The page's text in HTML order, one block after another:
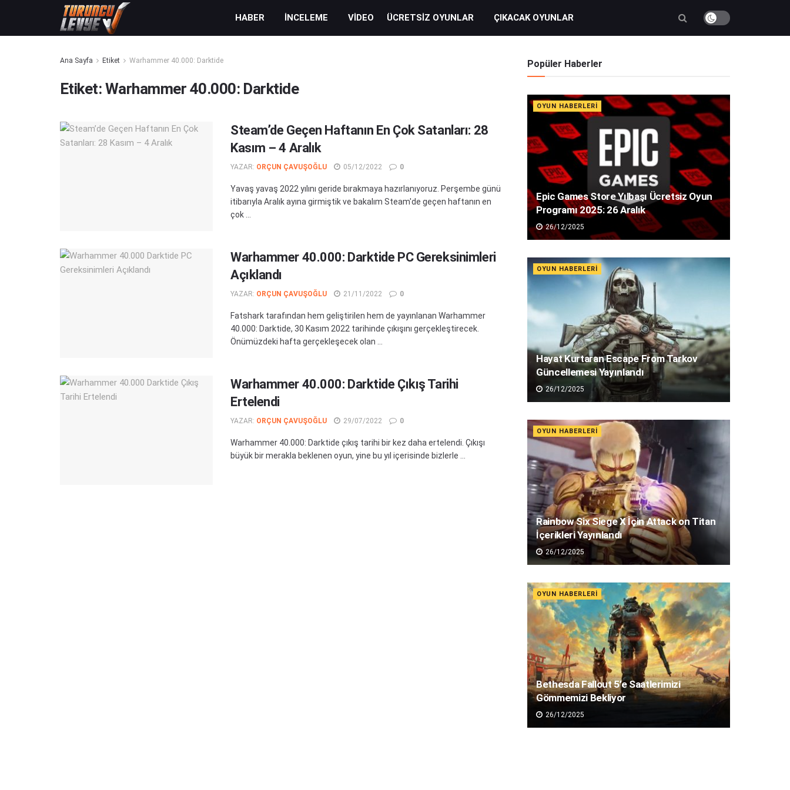
HABER İNCELEME VIDEO ÜCRETSIZ OYUNLAR ÇIKACAK OYUNLAR
Ana Sayfa Etiket Warhammer 40.000: Darktide
Etiket: Warhammer 40.000: Darktide
Steam’de Geçen Haftanın En Çok Satanları: 28
Kasım – 4 Aralık
YAZAR: ORÇUN ÇAVUŞOĞLU 05/12/2022 0
Yavaş yavaş 2022 yılını geride bırakmaya hazırlanıyoruz. Perşembe günü
itibarıyla Aralık ayına girmiştik ve bakalım Steam'de geçen haftanın en
çok ...
Warhammer 40.000: Darktide PC Gereksinimleri
Açıklandı
YAZAR: ORÇUN ÇAVUŞOĞLU 21/11/2022 0
Fatshark tarafından hem geliştirilen hem de yayınlanan Warhammer
40.000: Darktide, 30 Kasım 2022 tarihinde çıkışını gerçekleştirecek.
Önümüzdeki hafta gerçekleşecek olan ...
Warhammer 40.000: Darktide Çıkış Tarihi
Ertelendi
YAZAR: ORÇUN ÇAVUŞOĞLU 29/07/2022 0
Warhammer 40.000: Darktide çıkış tarihi bir kez daha ertelendi. Çıkışı
büyük bir merakla beklenen oyun, yine bu yıl içerisinde bizlerle ...
Popüler Haberler
OYUN HABERLERI
Epic Games Store Yılbaşı Ücretsiz Oyun
Programı 2025: 26 Aralık
26/12/2025
OYUN HABERLERI
Hayat Kurtaran Escape From Tarkov
Güncellemesi Yayınlandı
26/12/2025
OYUN HABERLERI
Rainbow Six Siege X İçin Attack on Titan
İçerikleri Yayınlandı
26/12/2025
OYUN HABERLERI
Bethesda Fallout 5’e Saatlerimizi
Gömmemizi Bekliyor
26/12/2025